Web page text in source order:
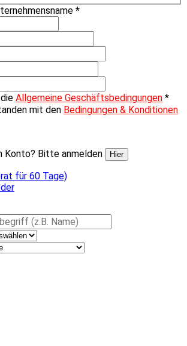
*
Allgemeine Geschäftsbedingungen *
mit den Bedingungen & Konditionen
Konto? Bitte anmelden
Hier
für 60 Tage)